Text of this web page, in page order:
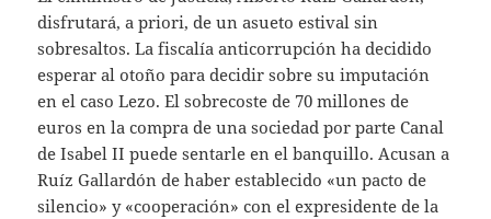
disfrutará, a priori, de un asueto estival sin
sobresaltos. La fiscalía anticorrupción ha decidido
esperar al otoño para decidir sobre su imputación
en el caso Lezo. El sobrecoste de 70 millones de
euros en la compra de una sociedad por parte Canal
de Isabel II puede sentarle en el banquillo. Acusan a
Ruíz Gallardón de haber establecido «un pacto de
silencio» y «cooperación» con el expresidente de la